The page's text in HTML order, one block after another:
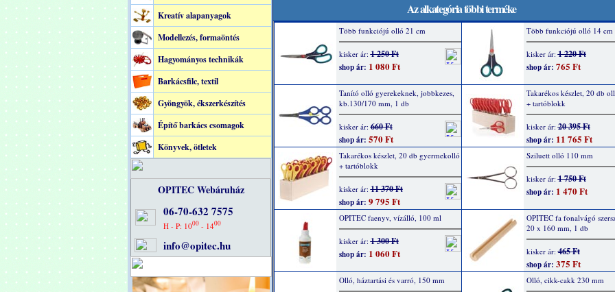
Kreatív alapanyagok
Modellezés, formaöntés
Hagyományos technikák
Barkácsfilc, textil
Gyöngyök, ékszerkészítés
Építő barkács csomagok
Könyvek, ötletek
OPITEC Webáruház
06-70-632 7575
H - P: 1000 - 1400
info@opitec.hu
Az alkategória többi terméke
Több funkciójú olló 21 cm
kisker ár:1 250 Ft
shop ár: 1 080 Ft
Több funkciójú olló 14 cm
kisker ár:1 220 Ft
shop ár: 765 Ft
Tanító olló gyerekeknek, jobbkezes,
kb.130/170 mm, 1 db
kisker ár:660 Ft
shop ár: 570 Ft
Takarékos készlet, 20 db
+ tartóblokk
kisker ár:20 395 Ft
shop ár: 11 765 Ft
Takarékos készlet, 20 db gyermekolló
+ tartóblokk
kisker ár:11 370 Ft
shop ár: 9 795 Ft
Sziluett olló 110 mm
kisker ár:1 750 Ft
shop ár: 1 470 Ft
OPITEC faenyv, vízálló, 100 ml
kisker ár:1 300 Ft
shop ár: 1 060 Ft
OPITEC fa fonalvágó
20 x 160 mm, 1 db
kisker ár:465 Ft
shop ár: 375 Ft
Olló, háztartási és varró, 150 mm Olló, cikk-cakk 230 mm